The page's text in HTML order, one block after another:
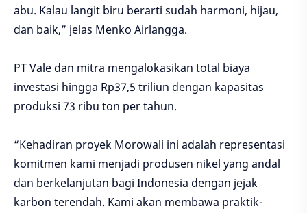
abu. Kalau langit biru berarti sudah harmoni, hijau,
dan baik,” jelas Menko Airlangga.
PT Vale dan mitra mengalokasikan total biaya
investasi hingga Rp37,5 triliun dengan kapasitas
produksi 73 ribu ton per tahun.
“Kehadiran proyek Morowali ini adalah representasi
komitmen kami menjadi produsen nikel yang andal
dan berkelanjutan bagi Indonesia dengan jejak
karbon terendah. Kami akan membawa praktik-